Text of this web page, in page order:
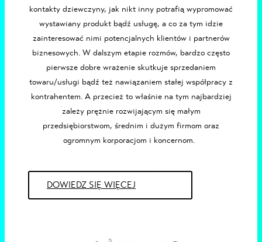
kontakty dziewczyny, jak nikt inny potrafią wypromować
wystawiany produkt bądź usługę, a co za tym idzie
zainteresować nimi potencjalnych klientów i partnerów
biznesowych. W dalszym etapie rozmów, bardzo często
pierwsze dobre wrażenie skutkuje sprzedaniem
towaru/usługi bądź też nawiązaniem stałej współpracy z
kontrahentem. A przecież to właśnie na tym najbardziej
zależy prężnie rozwijającym się małym
przedsiębiorstwom, średnim i dużym firmom oraz
ogromnym korporacjom i koncernom.
DOWIEDZ SIĘ WIĘCEJ